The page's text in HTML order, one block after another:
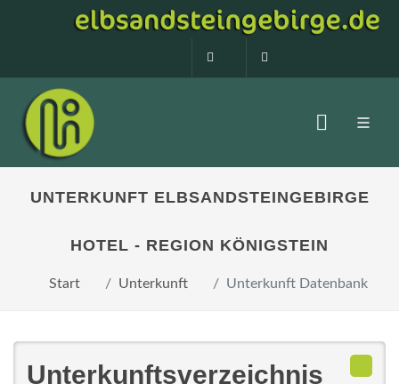
0160 99873408
UNTERKUNFT ELBSANDSTEINGEBIRGE
HOTEL - REGION KÖNIGSTEIN
Start Unterkunft Unterkunft Datenbank
Unterkunftsverzeichnis